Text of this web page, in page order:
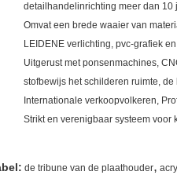
detailhandelinrichting meer dan 10
Omvat een brede waaier van
LEIDENE verlichting, pvc-grafiek
Uitgerust met ponsenmachines,
stofbewijs het schilderen ruimte,
Internationale verkoopvolkeren,
Strikt en verenigbaar systeem voor
de tribune van de plaathouder,